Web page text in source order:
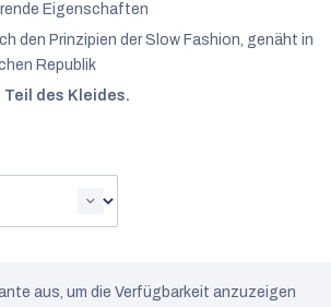
Eigenschaften
den Prinzipien der Slow Fashion, genäht in
Republik
Teil des Kleides.
aus, um die Verfügbarkeit anzuzeigen